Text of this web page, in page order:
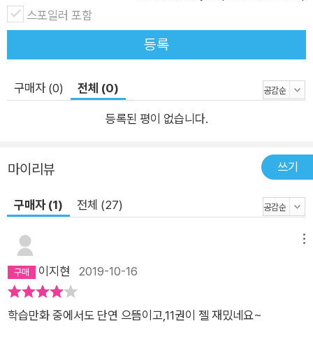
과학적 질문을 뽑아, 정신이와 그 가족들이 자기들만의 방식으로
풀어 나가는 방식으로 구성했다. 읽다 보면 자연스럽게 과학에 재
미를 붙이고 그 원리를 이해하게 된다. ■ 3단계. 과학에 흥미를
느끼고 심화 학습까지 한다! 정신이의 엉뚱한 상상력은 다양한 재
미를 만들어 내고, 과학적 질문과 내용이 잊히지 않게 만든다. 초
등학교 교과 과정에 기반을 두면서도 철저하게 재미를 추구하다
해결하는 과학적 원리에 대한 설명을 넣었고, 필요한 경우에는
‘놓지 마 과학 원리!’ 코너에서 좀 더 자세히 알아보도록 했다. 과
학을 어려워만 하던 아이가 어느새 과학에 흥미를 느끼고 심화 학
습까지 하는 모습을 볼 수 있을 것이다.
스포일러 포함
등록
구매자 (0) 전체 (0)
등록된 평이 없습니다.
마이리뷰 쓰기
구매자 (1) 전체 (27)
이지현 2019-10-16
학습만화 중에서도 단연 으뜸이고,11권이 젤 재밌네요~